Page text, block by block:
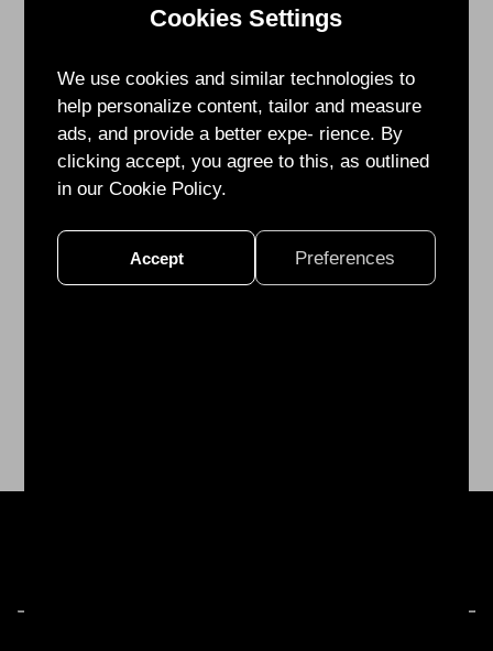
Cookies Settings
We use cookies and similar technologies to
help personalize content, tailor and measure
ads, and provide a better expe- rience. By
clicking accept, you agree to this, as outlined
in our Cookie Policy.
Accept Preferences
Group
Testing
System
-
Vertical